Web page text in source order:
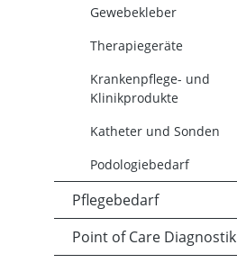
Gewebekleber
Therapiegeräte
Krankenpflege- und
Klinikprodukte
Katheter und Sonden
Podologiebedarf
Pflegebedarf
Point of Care Diagnostik